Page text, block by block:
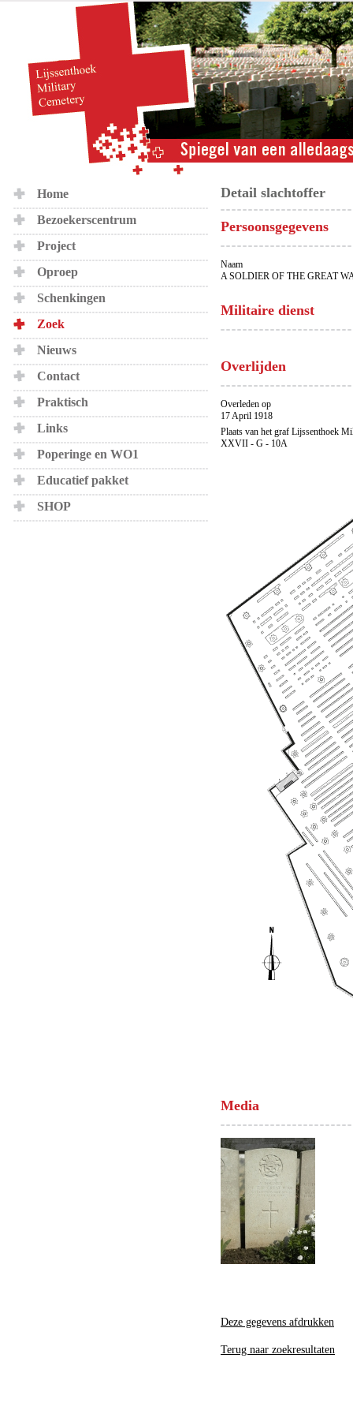
Home
Bezoekerscentrum
Project
Oproep
Schenkingen
Zoek
Nieuws
Contact
Praktisch
Links
Poperinge en WO1
Educatief pakket
SHOP
Detail slachtoffer
Persoonsgegevens
Naam
A SOLDIER OF THE GREAT
Militaire dienst
Overlijden
Overleden op
17 April 1918
Plaats van het graf Lijssenthoek
XXVII - G - 10A
Media
Deze gegevens afdrukken
Terug naar zoekresultaten